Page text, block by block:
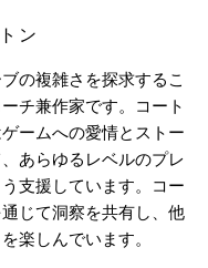
ン
の複雑さを探求するこ
チ兼作家です。コート
ームへの愛情とストー
あらゆるレベルのプレ
支援しています。コー
じて洞察を共有し、他
楽しんでいます。